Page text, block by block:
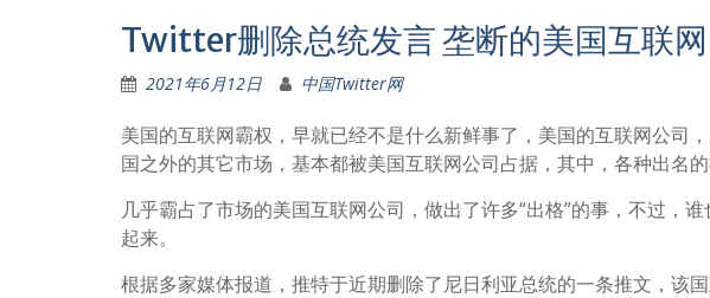
Twitter删除总统发言 垄断的美国互联
2021年6月12日 中国Twitter网
美国的互联网霸权，早就已经不是什么新鲜事了，美国的互联网公司
国之外的其它市场，基本都被美国互联网公司占据，其中，各种出名
几乎霸占了市场的美国互联网公司，做出了许多“出格”的事，不过，
起来。
根据多家媒体报道，推特于近期删除了尼日利亚总统的一条推文，该